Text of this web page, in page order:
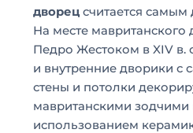
дворец считается
На месте
Педро Жестоком в XIV в.
и внутренние дворики с
стены и потолки
мавританскими зодчими
использованием